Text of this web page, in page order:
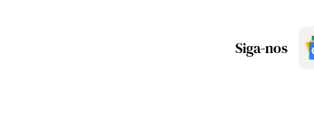
Siga-nos